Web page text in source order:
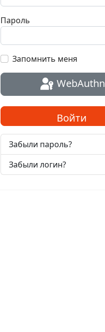
Пароль
Запомнить меня
WebAuthn
Войти
Забыли пароль?
Забыли логин?